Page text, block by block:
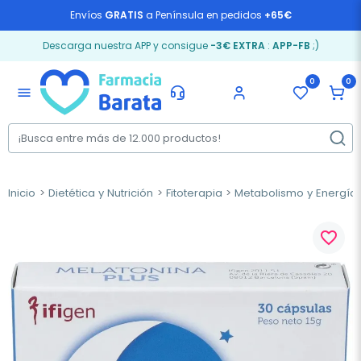
Envíos GRATIS a Península en pedidos +65€
Descarga nuestra APP y consigue -3€ EXTRA: APP-FB ;)
menu
0 0
Inicio Dietética y Nutrición Fitoterapia Metabolismo y Energía
favorite_border